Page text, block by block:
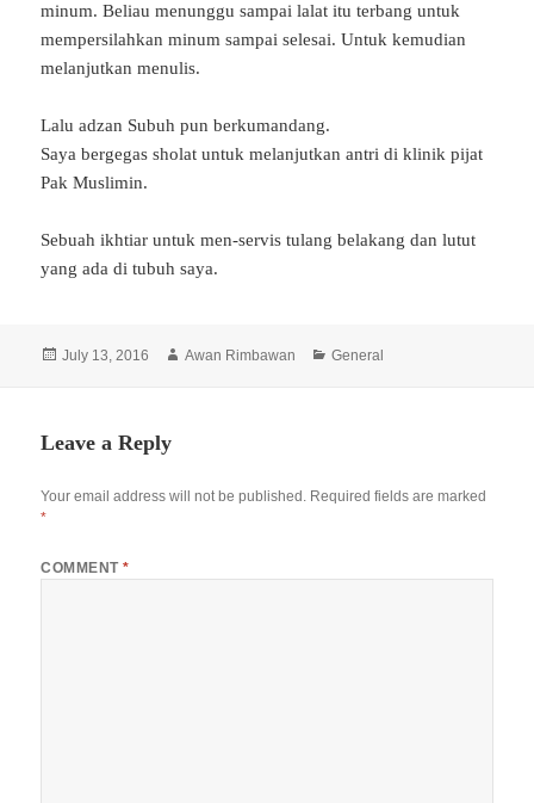
minum. Beliau menunggu sampai lalat itu terbang untuk
mempersilahkan minum sampai selesai. Untuk kemudian
melanjutkan menulis.
Lalu adzan Subuh pun berkumandang.
Saya bergegas sholat untuk melanjutkan antri di klinik pijat
Pak Muslimin.
Sebuah ikhtiar untuk men-servis tulang belakang dan lutut
yang ada di tubuh saya.
Posted
July 13, 2016 Author
Awan Rimbawan Categories
General
Leave a Reply
Your email address will not be published. Required fields are marked
*
COMMENT*